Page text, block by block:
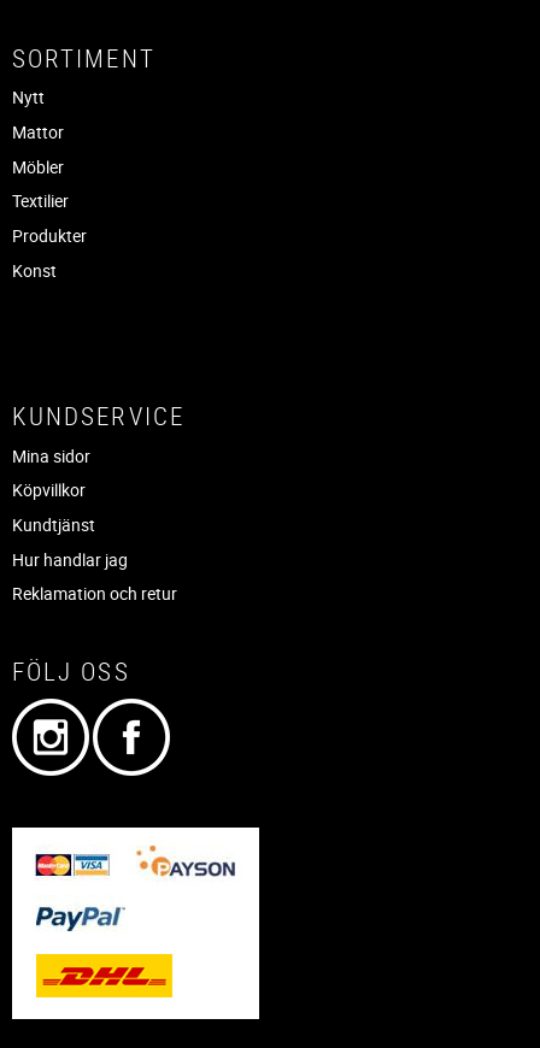
SORTIMENT
Nytt
Mattor
Möbler
Textilier
Produkter
Konst
KUNDSERVICE
Mina sidor
Köpvillkor
Kundtjänst
Hur handlar jag
Reklamation och retur
FÖLJ OSS